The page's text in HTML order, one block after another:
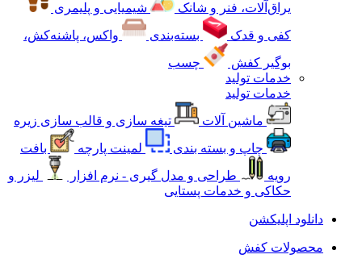
یراق‌آلات، فنر و شانک
شیمیایی و پلیمری
کفی و قدک
بسته‌بندی
واکس، پاشنه‌کش،
بوگیر کفش
چسب
خدمات تولید
خدمات تولید
ماشین آلات
تیغه سازی و قالب سازی زیره
چاپ و بسته بندی
لمینت پارچه
بافت
رویه
طراحی و مدل گیری - نرم افزار
لیزر و
حکاکی و خدمات پستایی
دانلود اپلیکشن
محصولات کفش